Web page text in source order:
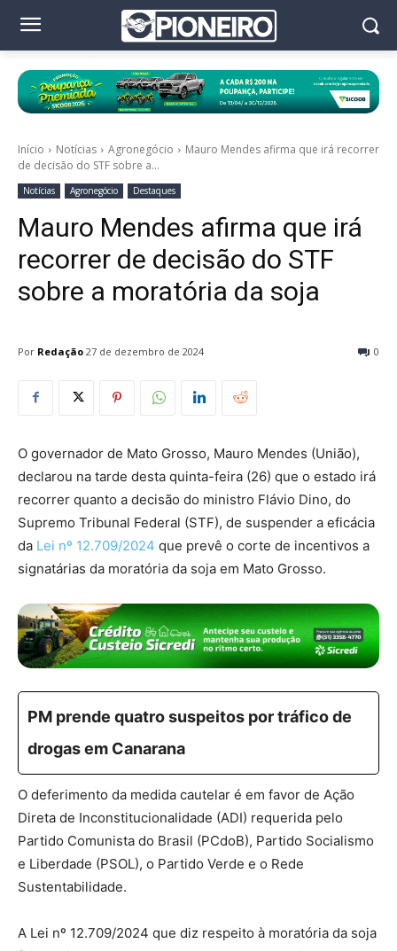
Início Notícias Agronegócio
Mauro Mendes afirma que irá recorrer
de decisão do STF sobre a...
Notícias Agronegócio Destaques
Mauro Mendes afirma que irá
recorrer de decisão do STF
sobre a moratória da soja
Por Redação 0
27 de dezembro de 2024
O governador de Mato Grosso, Mauro Mendes (União),
declarou na tarde desta quinta-feira (26) que o estado irá
recorrer quanto a decisão do ministro Flávio Dino, do
Supremo Tribunal Federal (STF), de suspender a eficácia
da Lei nº 12.709/2024 que prevê o corte de incentivos a
signatárias da moratória da soja em Mato Grosso.
PM prende quatro suspeitos por tráfico de
drogas em Canarana
O deferimento da medida cautelar é em favor de Ação
Direta de Inconstitucionalidade (ADI) requerida pelo
Partido Comunista do Brasil (PCdoB), Partido Socialismo
e Liberdade (PSOL), o Partido Verde e o Rede
Sustentabilidade.
A Lei nº 12.709/2024 que diz respeito à moratória da soja